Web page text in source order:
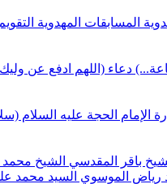
المسابقات المهدوية
دعاء (اللهم ادفع عن
الإمام الحجة عليه السلام
باقر المقدسي الشيخ
رياض الموسوي السيد محمد